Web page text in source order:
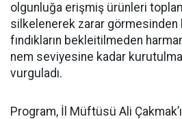
olgunluğa erişmiş ürünleri
silkelenerek zarar görmesinden
fındıkların bekleitilmeden
nem seviyesine kadar
vurguladı.
Program, İl Müftüsü Ali